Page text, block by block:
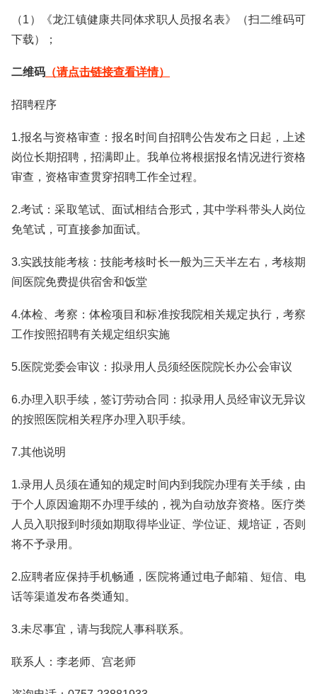
（1）《龙江镇健康共同体求职人员报名表》（扫二维码可
下载）；
二维码 （请点击链接查看详情）
招聘程序
1.报名与资格审查：报名时间自招聘公告发布之日起，上述
岗位长期招聘，招满即止。我单位将根据报名情况进行资格
审查，资格审查贯穿招聘工作全过程。
2.考试：采取笔试、面试相结合形式，其中学科带头人岗位
免笔试，可直接参加面试。
3.实践技能考核：技能考核时长一般为三天半左右，考核期
间医院免费提供宿舍和饭堂
4.体检、考察：体检项目和标准按我院相关规定执行，考察
工作按照招聘有关规定组织实施
5.医院党委会审议：拟录用人员须经医院院长办公会审议
6.办理入职手续，签订劳动合同：拟录用人员经审议无异议
的按照医院相关程序办理入职手续。
7.其他说明
1.录用人员须在通知的规定时间内到我院办理有关手续，由
于个人原因逾期不办理手续的，视为自动放弃资格。医疗类
人员入职报到时须如期取得毕业证、学位证、规培证，否则
将不予录用。
2.应聘者应保持手机畅通，医院将通过电子邮箱、短信、电
话等渠道发布各类通知。
3.未尽事宜，请与我院人事科联系。
联系人：李老师、宫老师